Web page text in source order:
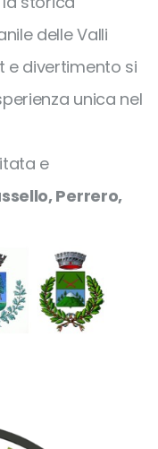
delle Valli
e divertimento si
unica nel
e
Perrero,